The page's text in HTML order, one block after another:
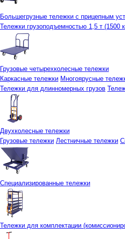
Большегрузные тележки с прицепным
Тележки грузоподъемностью 1,5 т (1500
Грузовые четырехколесные тележки
Каркасные тележки Многоярусные
Тележки для длинномерных грузов
Двухколесные тележки
Грузовые тележки Лестничные тележки
Специализированные тележки
Тележки для комплектации